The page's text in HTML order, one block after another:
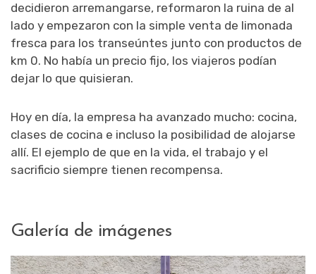
decidieron arremangarse, reformaron la ruina de al
lado y empezaron con la simple venta de limonada
fresca para los transeúntes junto con productos de
km 0. No había un precio fijo, los viajeros podían
dejar lo que quisieran.
Hoy en día, la empresa ha avanzado mucho: cocina,
clases de cocina e incluso la posibilidad de alojarse
allí. El ejemplo de que en la vida, el trabajo y el
sacrificio siempre tienen recompensa.
Galería de imágenes